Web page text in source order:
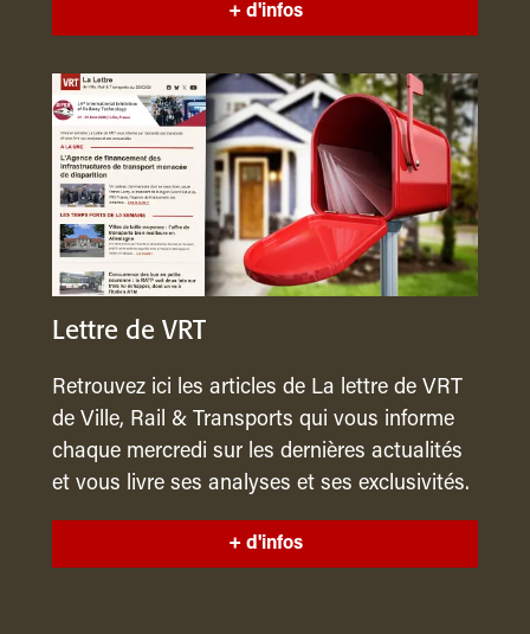
+ d'infos
Lettre de VRT
Retrouvez ici les articles de La lettre de VRT
de Ville, Rail & Transports qui vous informe
chaque mercredi sur les dernières actualités
et vous livre ses analyses et ses exclusivités.
+ d'infos